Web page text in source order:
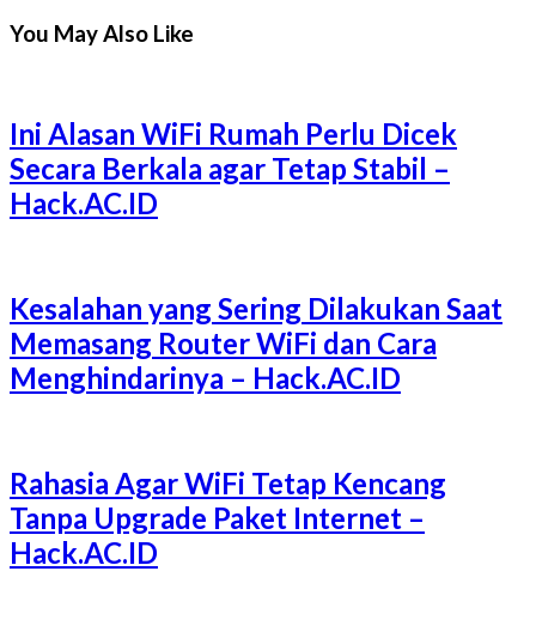
You May Also Like
Ini Alasan WiFi Rumah Perlu Dicek
Secara Berkala agar Tetap Stabil –
Hack.AC.ID
Kesalahan yang Sering Dilakukan Saat
Memasang Router WiFi dan Cara
Menghindarinya – Hack.AC.ID
Rahasia Agar WiFi Tetap Kencang
Tanpa Upgrade Paket Internet –
Hack.AC.ID